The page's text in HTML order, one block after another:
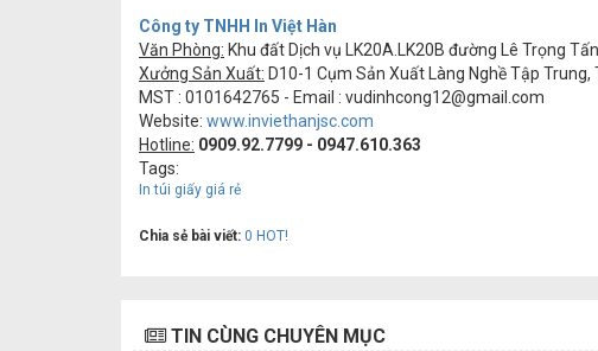
Công ty TNHH In Việt Hàn
Văn Phòng: Khu đất Dịch vụ LK20A.LK20B đường Lê Trọng
Xưởng Sản Xuất: D10-1 Cụm Sản Xuất Làng Nghề Tập Trung,
MST : 0101642765 - Email : vudinhcong12@gmail.com
Website: www.inviethanjsc.com
Hotline: 0909.92.7799 - 0947.610.363
Tags:
In túi giấy giá rẻ
Chia sẻ bài viết: 0 HOT!
TIN CÙNG CHUYÊN MỤC